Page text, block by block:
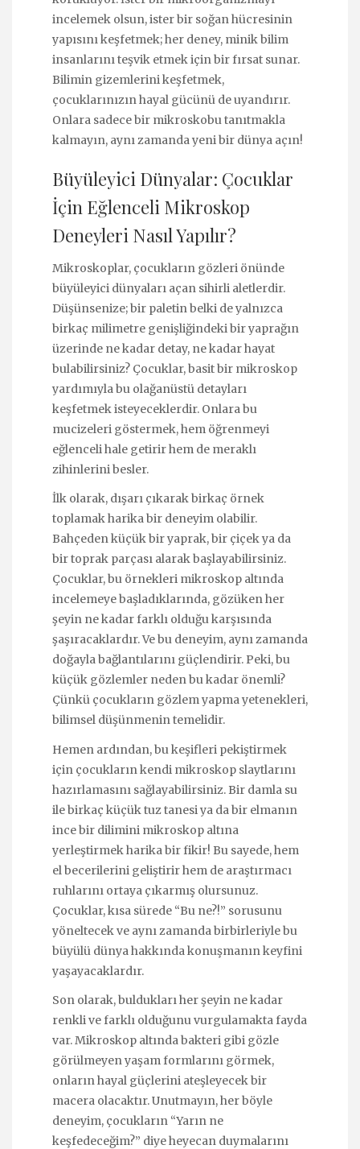
incelemek olsun, ister bir soğan hücresinin
yapısını keşfetmek; her deney, minik bilim
insanlarını teşvik etmek için bir fırsat sunar.
Bilimin gizemlerini keşfetmek,
çocuklarınızın hayal gücünü de uyandırır.
Onlara sadece bir mikroskobu tanıtmakla
kalmayın, aynı zamanda yeni bir dünya açın!
Büyüleyici Dünyalar: Çocuklar
İçin Eğlenceli Mikroskop
Deneyleri Nasıl Yapılır?
Mikroskoplar, çocukların gözleri önünde
büyüleyici dünyaları açan sihirli aletlerdir.
Düşünsenize; bir paletin belki de yalnızca
birkaç milimetre genişliğindeki bir yaprağın
üzerinde ne kadar detay, ne kadar hayat
bulabilirsiniz? Çocuklar, basit bir mikroskop
yardımıyla bu olağanüstü detayları
keşfetmek isteyeceklerdir. Onlara bu
mucizeleri göstermek, hem öğrenmeyi
eğlenceli hale getirir hem de meraklı
zihinlerini besler.
İlk olarak, dışarı çıkarak birkaç örnek
toplamak harika bir deneyim olabilir.
Bahçeden küçük bir yaprak, bir çiçek ya da
bir toprak parçası alarak başlayabilirsiniz.
Çocuklar, bu örnekleri mikroskop altında
incelemeye başladıklarında, gözüken her
şeyin ne kadar farklı olduğu karşısında
şaşıracaklardır. Ve bu deneyim, aynı zamanda
doğayla bağlantılarını güçlendirir. Peki, bu
küçük gözlemler neden bu kadar önemli?
Çünkü çocukların gözlem yapma yetenekleri,
bilimsel düşünmenin temelidir.
Hemen ardından, bu keşifleri pekiştirmek
için çocukların kendi mikroskop slaytlarını
hazırlamasını sağlayabilirsiniz. Bir damla su
ile birkaç küçük tuz tanesi ya da bir elmanın
ince bir dilimini mikroskop altına
yerleştirmek harika bir fikir! Bu sayede, hem
el becerilerini geliştirir hem de araştırmacı
ruhlarını ortaya çıkarmış olursunuz.
Çocuklar, kısa sürede “Bu ne?!” sorusunu
yöneltecek ve aynı zamanda birbirleriyle bu
büyülü dünya hakkında konuşmanın keyfini
yaşayacaklardır.
Son olarak, buldukları her şeyin ne kadar
renkli ve farklı olduğunu vurgulamakta fayda
var. Mikroskop altında bakteri gibi gözle
görülmeyen yaşam formlarını görmek,
onların hayal güçlerini ateşleyecek bir
macera olacaktır. Unutmayın, her böyle
deneyim, çocukların “Yarın ne
keşfedeceğim?” diye heyecan duymalarını